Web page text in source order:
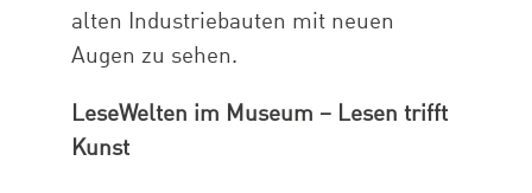
alten Industriebauten mit neuen
Augen zu sehen.
LeseWelten im Museum – Lesen trifft
Kunst